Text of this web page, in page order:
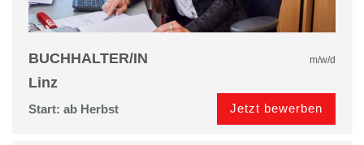
BUCHHALTER/IN m/w/d
Linz
Start: ab Herbst Jetzt bewerben